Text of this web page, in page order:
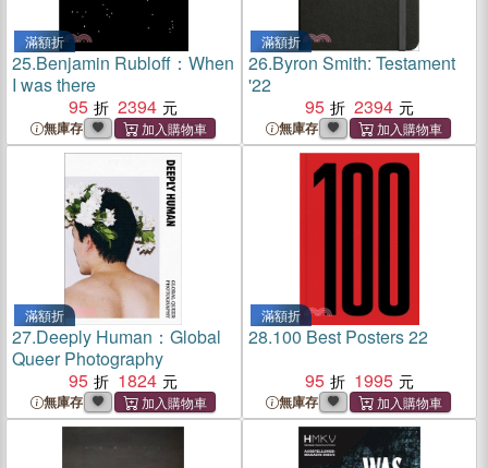
滿額折
25.Benjamin Rubloff：When
I was there
95
2394
無庫存
滿額折
26.Byron Smith: Testament
'22
95
2394
無庫存
滿額折
27.Deeply Human：Global
Queer Photography
95
1824
無庫存
滿額折
28.100 Best Posters 22
95
1995
無庫存